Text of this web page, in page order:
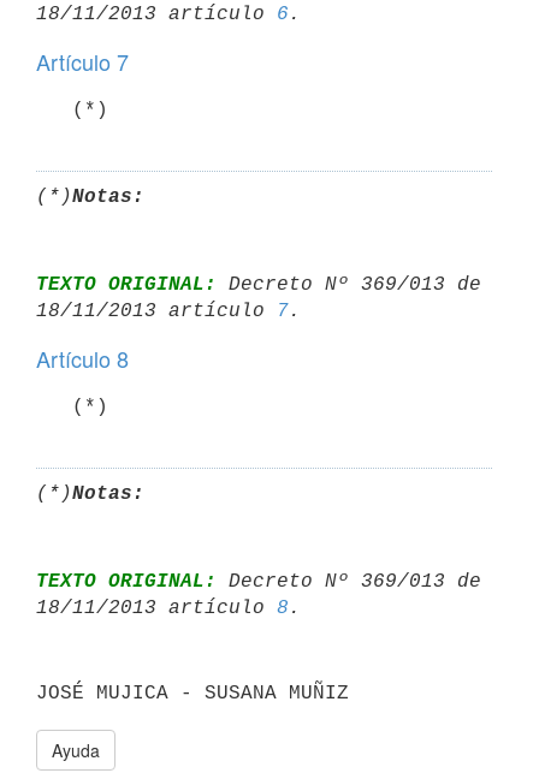
18/11/2013 artículo 6
Artículo 7
   (*)
(*)Notas:
TEXTO ORIGINAL:
Decreto Nº 369/013 de
18/11/2013 artículo
7
Artículo 8
   (*)
(*)Notas:
TEXTO ORIGINAL:
Decreto Nº 369/013 de
18/11/2013 artículo 8
Ayuda